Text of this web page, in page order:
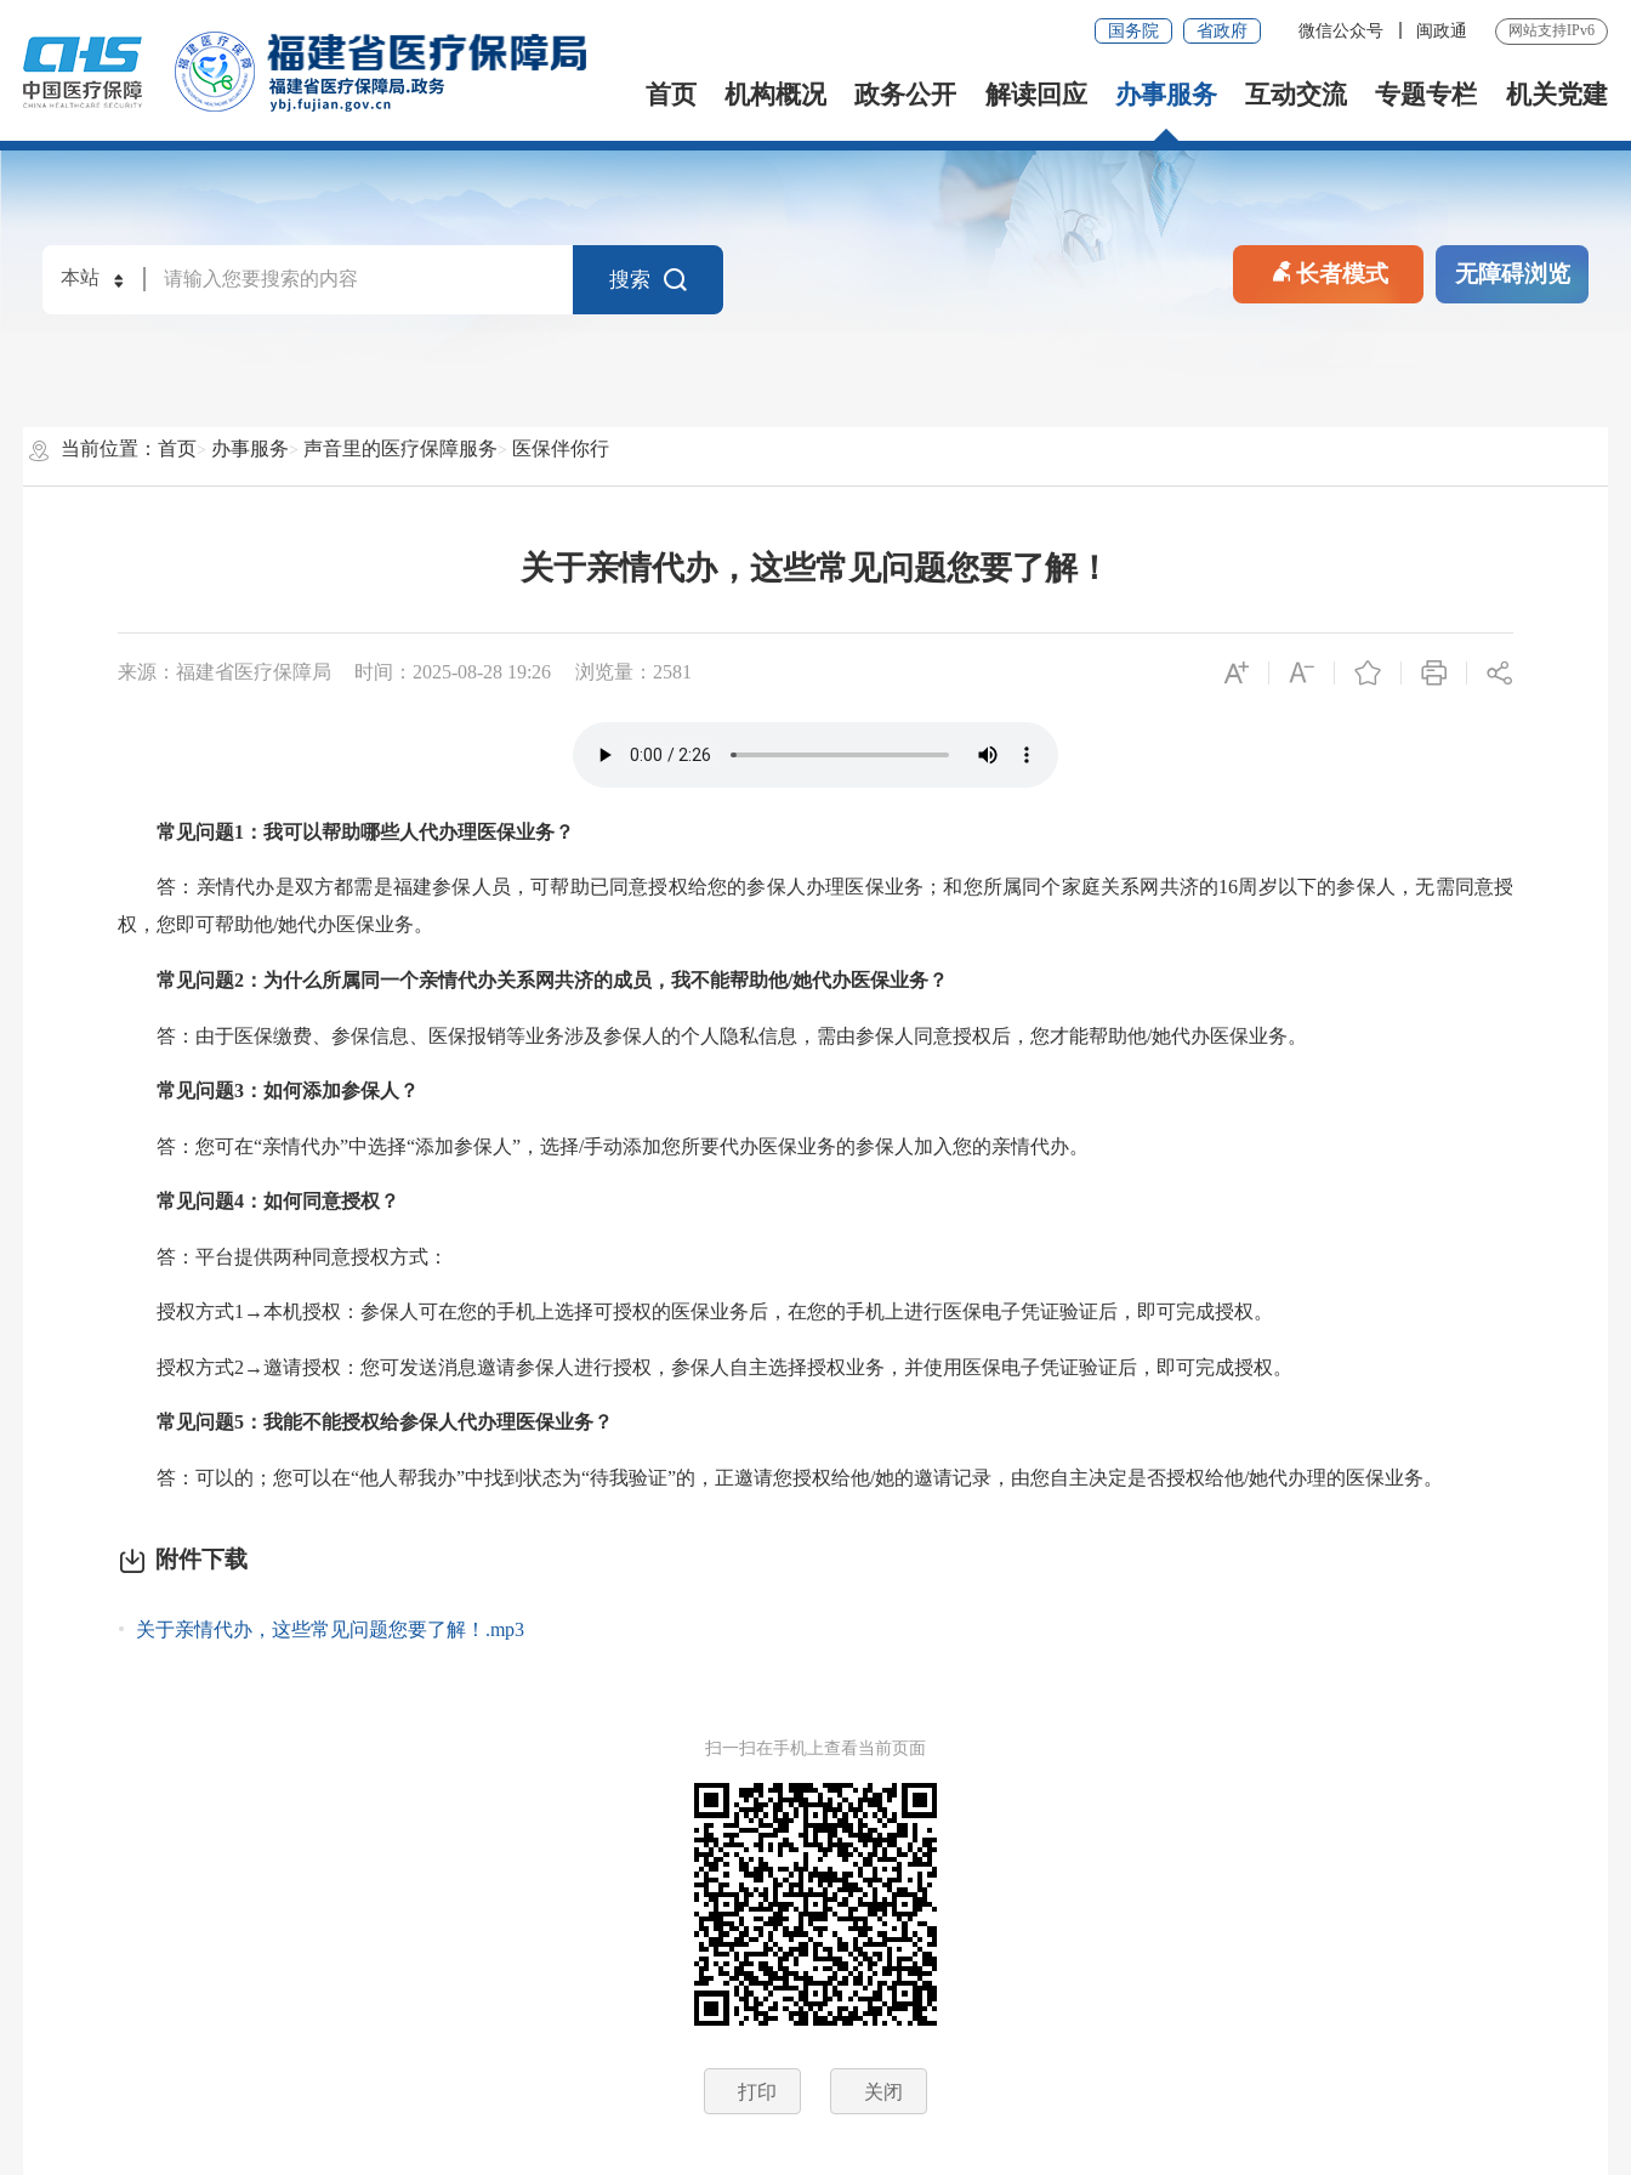
国务院 省政府 微信公众号 闽政通 网站支持IPv6
首页 机构概况 政务公开 解读回应 办事服务 互动交流 专题专栏 机关党建
搜索 长者模式 无障碍浏览
当前位置： 首页 办事服务 声音里的医疗保障服务 医保伴你行
关于亲情代办，这些常见问题您要了解！
来源：福建省医疗保障局 时间：2025-08-28 19:26 浏览量：2581
常见问题1：我可以帮助哪些人代办理医保业务？
答：亲情代办是双方都需是福建参保人员，可帮助已同意授权给您的参保人办理医保业务；和您所属同个家庭关系网共济的16周岁以下的参保人，无需同意授
权，您即可帮助他/她代办医保业务。
常见问题2：为什么所属同一个亲情代办关系网共济的成员，我不能帮助他/她代办医保业务？
答：由于医保缴费、参保信息、医保报销等业务涉及参保人的个人隐私信息，需由参保人同意授权后，您才能帮助他/她代办医保业务。
常见问题3：如何添加参保人？
答：您可在“亲情代办”中选择“添加参保人”，选择/手动添加您所要代办医保业务的参保人加入您的亲情代办。
常见问题4：如何同意授权？
答：平台提供两种同意授权方式：
授权方式1→本机授权：参保人可在您的手机上选择可授权的医保业务后，在您的手机上进行医保电子凭证验证后，即可完成授权。
授权方式2→邀请授权：您可发送消息邀请参保人进行授权，参保人自主选择授权业务，并使用医保电子凭证验证后，即可完成授权。
常见问题5：我能不能授权给参保人代办理医保业务？
答：可以的；您可以在“他人帮我办”中找到状态为“待我验证”的，正邀请您授权给他/她的邀请记录，由您自主决定是否授权给他/她代办理的医保业务。
附件下载
关于亲情代办，这些常见问题您要了解！.mp3
扫一扫在手机上查看当前页面
打印 关闭